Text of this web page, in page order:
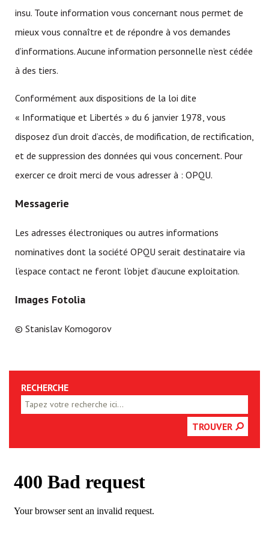
insu. Toute information vous concernant nous permet de
mieux vous connaître et de répondre à vos demandes
d’informations. Aucune information personnelle n’est cédée
à des tiers.
Conformément aux dispositions de la loi dite
« Informatique et Libertés » du 6 janvier 1978, vous
disposez d’un droit d’accès, de modification, de rectification,
et de suppression des données qui vous concernent. Pour
exercer ce droit merci de vous adresser à : OPQU.
Messagerie
Les adresses électroniques ou autres informations
nominatives dont la société OPQU serait destinataire via
l’espace contact ne feront l’objet d’aucune exploitation.
Images Fotolia
© Stanislav Komogorov
RECHERCHE
TROUVER